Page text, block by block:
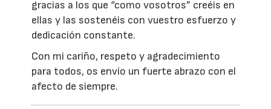
gracias a los que “como vosotros” creéis en
ellas y las sostenéis con vuestro esfuerzo y
dedicación constante.
Con mi cariño, respeto y agradecimiento
para todos, os envío un fuerte abrazo con el
afecto de siempre.